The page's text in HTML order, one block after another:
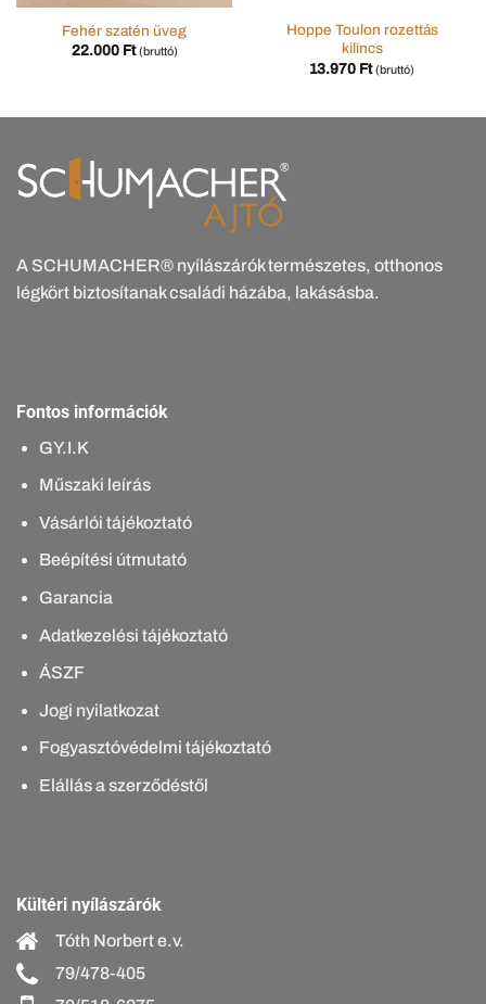
Fehér szatén üveg
22.000 Ft (bruttó)
Hoppe Toulon rozettás
kilincs
13.970 Ft (bruttó)
A SCHUMACHER® nyílászárók természetes, otthonos
légkört biztosítanak családi házába, lakásásba.
Fontos információk
GY.I.K
Műszaki leírás
Vásárlói tájékoztató
Beépítési útmutató
Garancia
Adatkezelési tájékoztató
ÁSZF
Jogi nyilatkozat
Fogyasztóvédelmi tájékoztató
Elállás a szerződéstől
Kültéri nyílászárók
Tóth Norbert e.v.
79/478-405